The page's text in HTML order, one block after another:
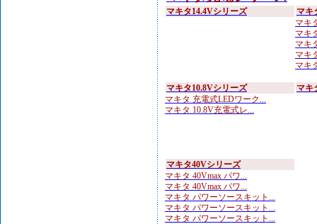
マキタ14.4Vシリーズ
マキ
マキ
マキ
マキ
マキ
マキ
マキタ10.8Vシリーズ
マキタ 充電式LEDワーク...
マキタ 10.8V充電式レ...
マキ
マキタ40Vシリーズ
マキタ 40Vmax パワ...
マキタ 40Vmax パワ...
マキタ パワーソースキット...
マキタ パワーソースキット...
マキタ パワーソースキット...